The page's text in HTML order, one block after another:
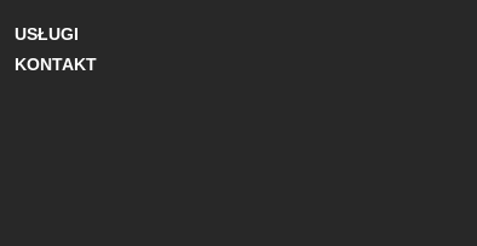
USŁUGI
KONTAKT